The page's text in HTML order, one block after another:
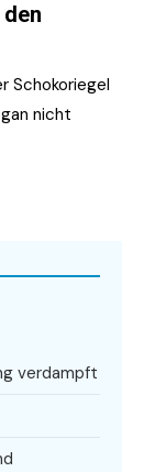
Schokoriegel
nicht
verdampft